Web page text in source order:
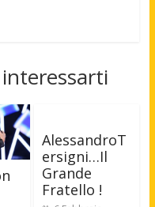
AlessandroT
ersigni…Il
Grande
Fratello !